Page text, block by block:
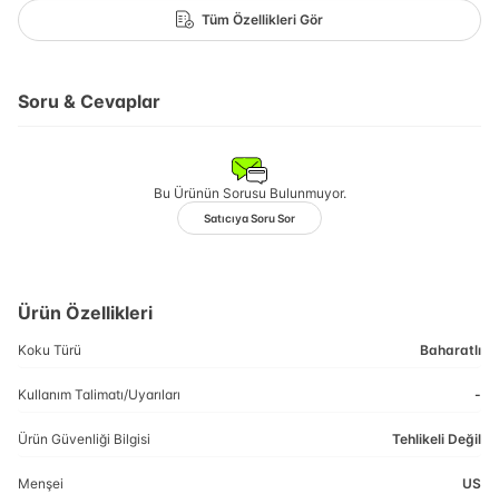
Tüm Özellikleri Gör
Soru & Cevaplar
Bu Ürünün Sorusu Bulunmuyor.
Satıcıya Soru Sor
Ürün Özellikleri
Koku Türü Baharatlı
Kullanım Talimatı/Uyarıları -
Ürün Güvenliği Bilgisi Tehlikeli Değil
Menşei US